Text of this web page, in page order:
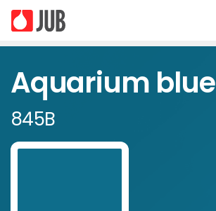
Aquarium blue
845B